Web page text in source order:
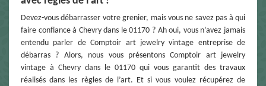
Devez-vous débarrasser votre grenier, mais vous ne savez pas à qui
faire confiance à Chevry dans le 01170 ? Ah oui, vous n’avez jamais
entendu parler de Comptoir art jewelry vintage entreprise de
débarras ? Alors, nous vous présentons Comptoir art jewelry
vintage à Chevry dans le 01170 qui vous garantit des travaux
réalisés dans les règles de l’art. Et si vous voulez récupérez de